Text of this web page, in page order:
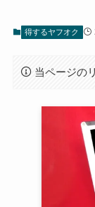
得するヤフオク
当ページの